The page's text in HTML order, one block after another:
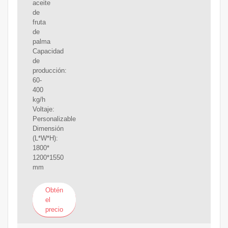
aceite
de
fruta
de
palma
Capacidad
de
producción:
60-
400
kg/h
Voltaje:
Personalizable
Dimensión
(L*W*H):
1800*
1200*1550
mm
Obtén
el
precio